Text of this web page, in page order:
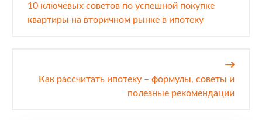
записям
10 ключевых советов по успешной покупке
квартиры на вторичном рынке в ипотеку
Как рассчитать ипотеку – формулы, советы и
полезные рекомендации